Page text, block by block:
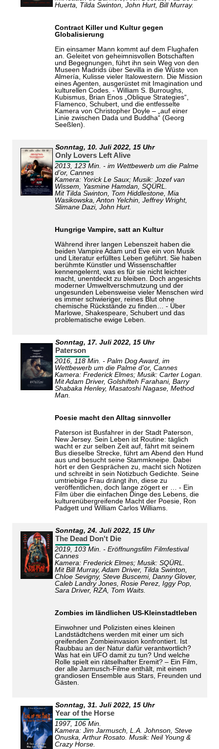
Huerta, Tilda Swinton, John Hurt, Bill Murray.
Contract Killer und Kultur gegen
Globalisierung
Ein einsamer Mann kommt auf dem Flughafen
an. Geleitet von geheimnisvollen Botschaften
und Begegnungen, führt ihn sein Weg von den
Museen Madrids über Sevilla in die Wüste von
Almería, Kulisse vieler Italowestern. Die Mission
eines Agenten, ausgerüstet mit Imagination und
kulturellen Codes. - William S. Burroughs,
Kubismus, Brian Enos „Oblique Strategies“,
Flamenco, Schubert, und die entfesselte
Kamera von Christopher Doyle – „auf einer
Linie zwischen Dada und Buddha“ (Georg
Seeßlen).
Sonntag,10. Juli 2022, 15 Uhr
Only Lovers Left Alive
2013, 123 Min. - im Wettbewerb um die Palme
d’or, Cannes
Kamera: Yorick Le Saux; Musik: Jozef van
Wissem, Yasmine Hamdan, SQÜRL.
Mit Tilda Swinton, Tom Hiddlestone, Mia
Wasikowska, Anton Yelchin, Jeffrey Wright,
Slimane Dazi, John Hurt.
Hungrige Vampire, satt an Kultur
Während ihrer langen Lebenszeit haben die
beiden Vampire Adam und Eve ein von Musik
und Literatur erfülltes Leben geführt. Sie haben
berühmte Künstler und Wissenschaftler
kennengelernt, was es für sie nicht leichter
macht, unentdeckt zu bleiben. Doch angesichts
moderner Umweltverschmutzung und der
ungesunden Lebensweise vieler Menschen wird
es immer schwieriger, reines Blut ohne
chemische Rückstände zu finden… - Über
Marlowe, Shakespeare, Schubert und das
problematische ewige Leben.
Sonntag,17. Juli 2022, 15 Uhr
Paterson
2016, 118 Min. - Palm Dog Award, im
Wettbewerb um die Palme d’or, Cannes
Kamera: Frederick Elmes; Musik: Carter Logan.
Mit Adam Driver, Golshifteh Farahani, Barry
Shabaka Henley, Masatoshi Nagase, Method
Man.
Poesie macht den Alltag sinnvoller
Paterson ist Busfahrer in der Stadt Paterson,
New Jersey. Sein Leben ist Routine: täglich
wacht er zur selben Zeit auf, fährt mit seinem
Bus dieselbe Strecke, führt am Abend den Hund
aus und besucht seine Stammkneipe. Dabei
hört er den Gesprächen zu, macht sich Notizen
und schreibt in sein Notizbuch Gedichte. Seine
umtriebige Frau drängt ihn, diese zu
veröffentlichen, doch lange zögert er … - Ein
Film über die einfachen Dinge des Lebens, die
kulturenübergreifende Macht der Poesie, Ron
Padgett und William Carlos Williams.
Sonntag,24. Juli 2022, 15 Uhr
The Dead Don't Die
2019, 103 Min. - Eröffnungsfilm Filmfestival
Cannes
Kamera: Frederick Elmes; Musik: SQÜRL.
Mit Bill Murray, Adam Driver, Tilda Swinton,
Chloe Sevigny, Steve Buscemi, Danny Glover,
Caleb Landry Jones, Rosie Perez, Iggy Pop,
Sara Driver, RZA, Tom Waits.
Zombies im ländlichen US-Kleinstadtleben
Einwohner und Polizisten eines kleinen
Landstädtchens werden mit einer um sich
greifenden Zombieinvasion konfrontiert. Ist
Raubbau an der Natur dafür verantwortlich?
Was hat ein UFO damit zu tun? Und welche
Rolle spielt ein rätselhafter Eremit? – Ein Film,
der alle Jarmusch-Filme enthält, mit einem
grandiosen Ensemble aus Stars, Freunden und
Gästen.
Sonntag,31. Juli 2022, 15 Uhr
Year of the Horse
1997, 106 Min.
Kamera: Jim Jarmusch, L.A. Johnson, Steve
Onuska, Arthur Rosato. Musik: Neil Young &
Crazy Horse.